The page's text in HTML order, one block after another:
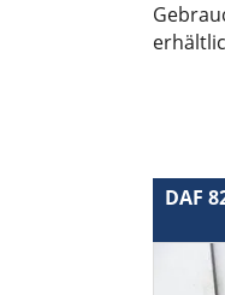
DAF